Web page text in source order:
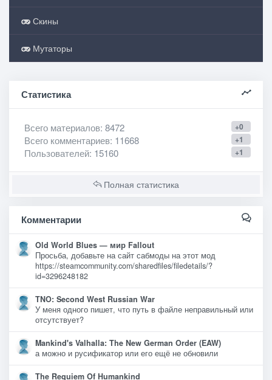
Скины
Мутаторы
Статистика
+0
Всего материалов: 8472
+1
Всего комментариев: 11668
+1
Пользователей: 15160
Полная статистика
Комментарии
Old World Blues — мир Fallout
Просьба, добавьте на сайт сабмоды на этот мод
https://steamcommunity.com/sharedfiles/filedetails/?
id=3296248182
TNO: Second West Russian War
У меня одного пишет, что путь в файле неправильный или
отсутствует?
Mankind's Valhalla: The New German Order (EAW)
а можно и русификатор или его ещё не обновили
The Requiem Of Humankind